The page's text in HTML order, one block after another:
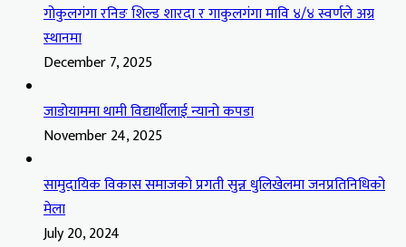
गोकुलगंगा रनिङ शिल्ड शारदा र गाकुलगंगा मावि ४/४ स्वर्णले अग्र
स्थानमा
December 7, 2025
जाडोयाममा थामी विद्यार्थीलाई न्यानो कपडा
November 24, 2025
सामुदायिक विकास समाजको प्रगती सुन्न धुलिखेलमा जनप्रतिनिधिको
मेला
July 20, 2024